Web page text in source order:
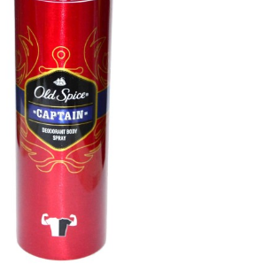
Все